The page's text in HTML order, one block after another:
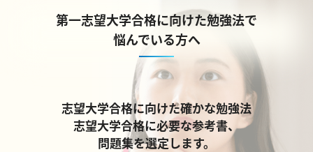
第一志望大学合格に向けた勉強法で
悩んでいる方へ
志望大学合格に向けた確かな勉強法
志望大学合格に必要な参考書、
問題集を選定します。